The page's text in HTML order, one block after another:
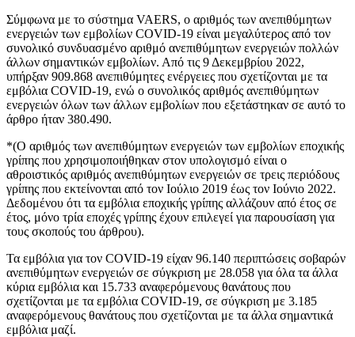
Σύμφωνα με το σύστημα VAERS, ο αριθμός των ανεπιθύμητων
ενεργειών των εμβολίων COVID-19 είναι μεγαλύτερος από τον
συνολικό συνδυασμένο αριθμό ανεπιθύμητων ενεργειών πολλών
άλλων σημαντικών εμβολίων. Από τις 9 Δεκεμβρίου 2022,
υπήρξαν 909.868 ανεπιθύμητες ενέργειες που σχετίζονται με τα
εμβόλια COVID-19, ενώ ο συνολικός αριθμός ανεπιθύμητων
ενεργειών όλων των άλλων εμβολίων που εξετάστηκαν σε αυτό το
άρθρο ήταν 380.490.
*(Ο αριθμός των ανεπιθύμητων ενεργειών των εμβολίων εποχικής
γρίπης που χρησιμοποιήθηκαν στον υπολογισμό είναι ο
αθροιστικός αριθμός ανεπιθύμητων ενεργειών σε τρεις περιόδους
γρίπης που εκτείνονται από τον Ιούλιο 2019 έως τον Ιούνιο 2022.
Δεδομένου ότι τα εμβόλια εποχικής γρίπης αλλάζουν από έτος σε
έτος, μόνο τρία εποχές γρίπης έχουν επιλεγεί για παρουσίαση για
τους σκοπούς του άρθρου).
Τα εμβόλια για τον COVID-19 είχαν 96.140 περιπτώσεις σοβαρών
ανεπιθύμητων ενεργειών σε σύγκριση με 28.058 για όλα τα άλλα
κύρια εμβόλια και 15.733 αναφερόμενους θανάτους που
σχετίζονται με τα εμβόλια COVID-19, σε σύγκριση με 3.185
αναφερόμενους θανάτους που σχετίζονται με τα άλλα σημαντικά
εμβόλια μαζί.